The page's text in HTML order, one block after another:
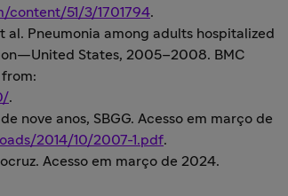
content/51/3/1701794.
al. Pneumonia among adults hospitalized
States, 2005–2008. BMC
from:
.
nove anos, SBGG. Acesso em março de
2014/10/2007-1.pdf.
Acesso em março de 2024.